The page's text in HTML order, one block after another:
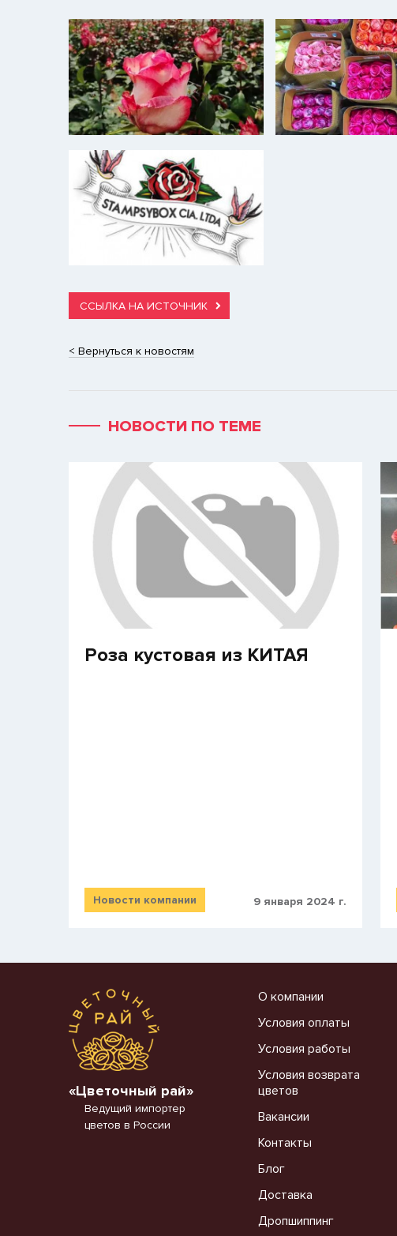
ССЫЛКА НА ИСТОЧНИК
< Вернуться к новостям
НОВОСТИ ПО ТЕМЕ
Роза кустовая из КИТАЯ
Новости компании 9 января 2024 г.
«Цветочный рай»
Ведущий импортер
цветов в России
О компании
Условия оплаты
Условия работы
Условия возврата
цветов
Вакансии
Контакты
Блог
Доставка
Дропшиппинг